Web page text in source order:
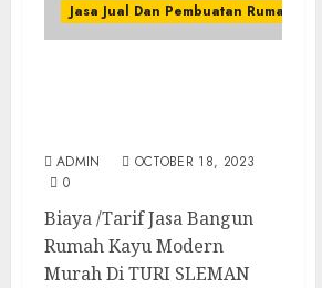
Jasa Jual Dan Pembuatan Rumah Kayu
ADMIN
OCTOBER 18, 2023
0
Biaya /Tarif Jasa Bangun
Rumah Kayu Modern
Murah Di TURI SLEMAN